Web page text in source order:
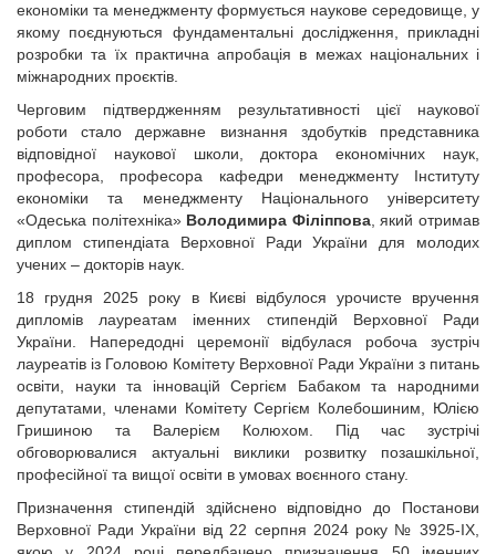
економіки та менеджменту формується наукове середовище, у
якому поєднуються фундаментальні дослідження, прикладні
розробки та їх практична апробація в межах національних і
міжнародних проєктів.
Черговим підтвердженням результативності цієї наукової
роботи стало державне визнання здобутків представника
відповідної наукової школи, доктора економічних наук,
професора, професора кафедри менеджменту Інституту
економіки та менеджменту Національного університету
«Одеська політехніка» Володимира Філіппова, який отримав
диплом стипендіата Верховної Ради України для молодих
учених – докторів наук.
18 грудня 2025 року в Києві відбулося урочисте вручення
дипломів лауреатам іменних стипендій Верховної Ради
України. Напередодні церемонії відбулася робоча зустріч
лауреатів із Головою Комітету Верховної Ради України з питань
освіти, науки та інновацій Сергієм Бабаком та народними
депутатами, членами Комітету Сергієм Колебошиним, Юлією
Гришиною та Валерієм Колюхом. Під час зустрічі
обговорювалися актуальні виклики розвитку позашкільної,
професійної та вищої освіти в умовах воєнного стану.
Призначення стипендій здійснено відповідно до Постанови
Верховної Ради України від 22 серпня 2024 року № 3925-IX,